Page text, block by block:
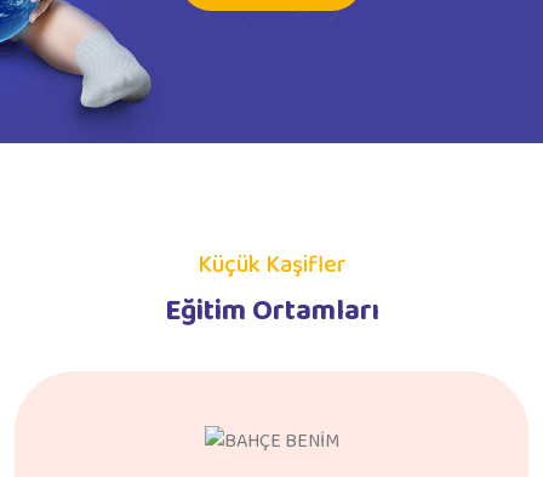
Küçük Kaşifler
Eğitim Ortamları